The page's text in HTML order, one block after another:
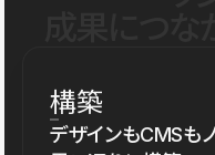
構築
デザインもCMSも